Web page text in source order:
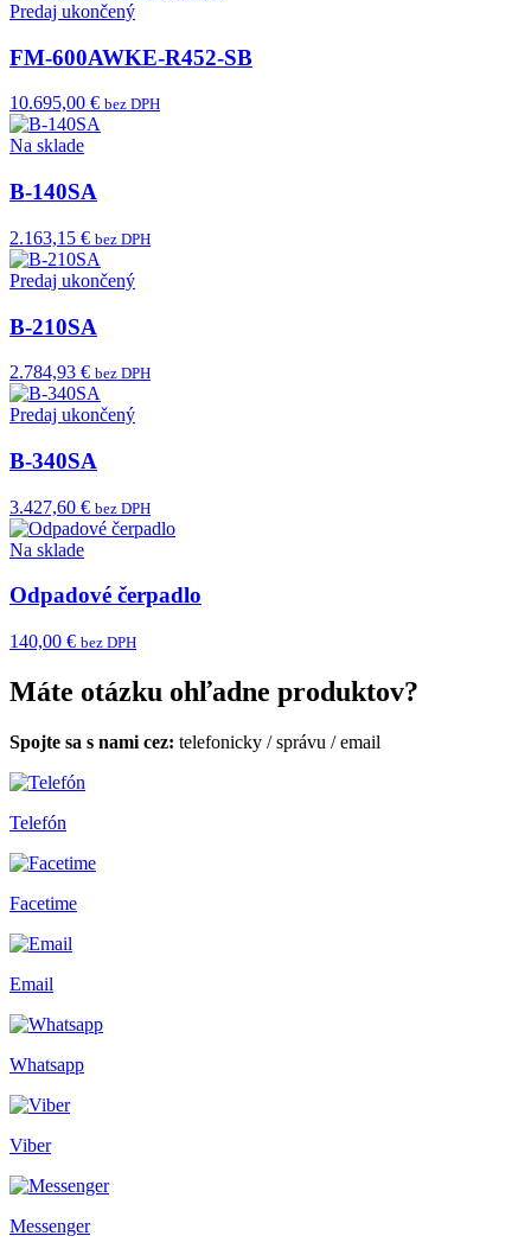
Predaj ukončený
FM-600AWKE-R452-SB
10.695,00 € bez DPH
Na sklade
B-140SA
2.163,15 € bez DPH
Predaj ukončený
B-210SA
2.784,93 € bez DPH
Predaj ukončený
B-340SA
3.427,60 € bez DPH
Na sklade
Odpadové čerpadlo
140,00 € bez DPH
Máte otázku ohľadne produktov?
Spojte sa s nami cez: telefonicky /správu /email
Telefón
Facetime
Email
Whatsapp
Viber
Messenger